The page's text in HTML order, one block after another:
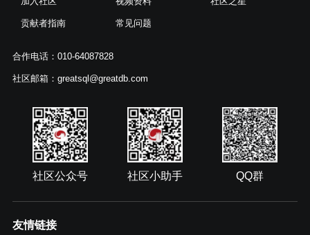
贡献者指南 常见问题
合作电话：010-64087828
社区邮箱：greatsql@greatdb.com
社区公众号 社区小助手 QQ群
友情链接